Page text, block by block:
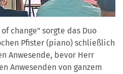
change" sorgte das Duo
Pfister (piano) schließlich
Anwesende, bevor Herr
Anwesenden von ganzem